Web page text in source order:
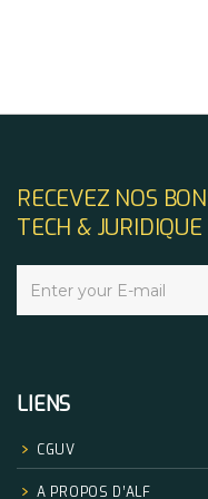
RECEVEZ NOS
TECH &
LIENS
CGUV
A PROPOS D’ALF